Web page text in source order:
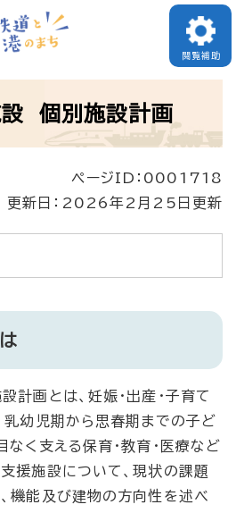
閲覧補助
個別施設計画
ページID：0001718
更新日：2026年2月25日更新
計画とは、妊娠・出産・子育て
乳幼児期から思春期までの子ど
なく支える保育・教育・医療など
援施設について、現状の課題
機能及び建物の方向性を述べ